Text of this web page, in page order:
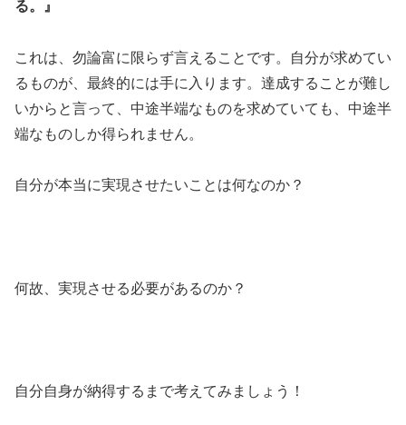
る。』
これは、勿論富に限らず言えることです。自分が求めてい
るものが、最終的には手に入ります。達成することが難し
いからと言って、中途半端なものを求めていても、中途半
端なものしか得られません。
自分が本当に実現させたいことは何なのか？
何故、実現させる必要があるのか？
自分自身が納得するまで考えてみましょう！